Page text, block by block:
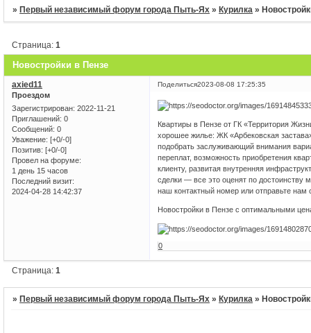
»Первый независимый форум города Пыть-Ях »Курилка »
Новостройки в Пензе
Страница:1
Поделиться2023-08-08 17:25:35
axied11
Проездом
Зарегистрирован: 2022-11-21
Приглашений: 0
Сообщений: 0
Уважение: [+0/-0]
Позитив: [+0/-0]
Провел на форуме:
1 день 15 часов
Последний визит:
2024-04-28 14:42:37
Квартиры в Пензе от ГК «Территория
хорошее жилье: ЖК «Арбековская
подобрать заслуживающий внимания
переплат, возможность приобретения
клиенту, развитая внутренняя
сделки — все это оценят по достоинству
наш контактный номер или отправьте
Новостройки в Пензе с оптимальными
0
Страница:1
» Первый независимый форум города Пыть-Ях » Курилка »